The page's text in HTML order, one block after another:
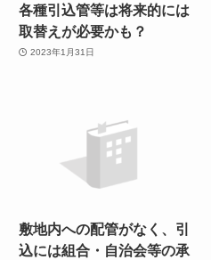
各種引込管等は将来的には
取替えが必要かも？
2023年1月31日
敷地内への配管がなく、引
込には組合・自治会等の承